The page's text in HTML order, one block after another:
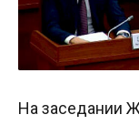
На заседании